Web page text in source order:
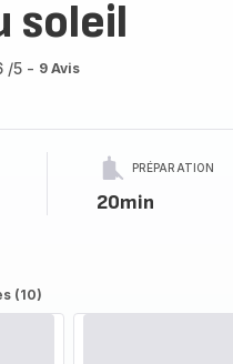
soleil
/5 - 9 Avis
PRÉPARATION
20min
(10)